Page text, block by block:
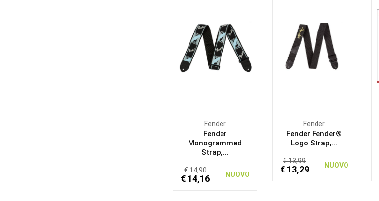
Fender
Fender
Monogrammed
Strap,...
€ 14,90
€ 14,16 NUOVO
Fender
Fender Fender®
Logo Strap,...
€ 13,99
€ 13,29 NUOVO